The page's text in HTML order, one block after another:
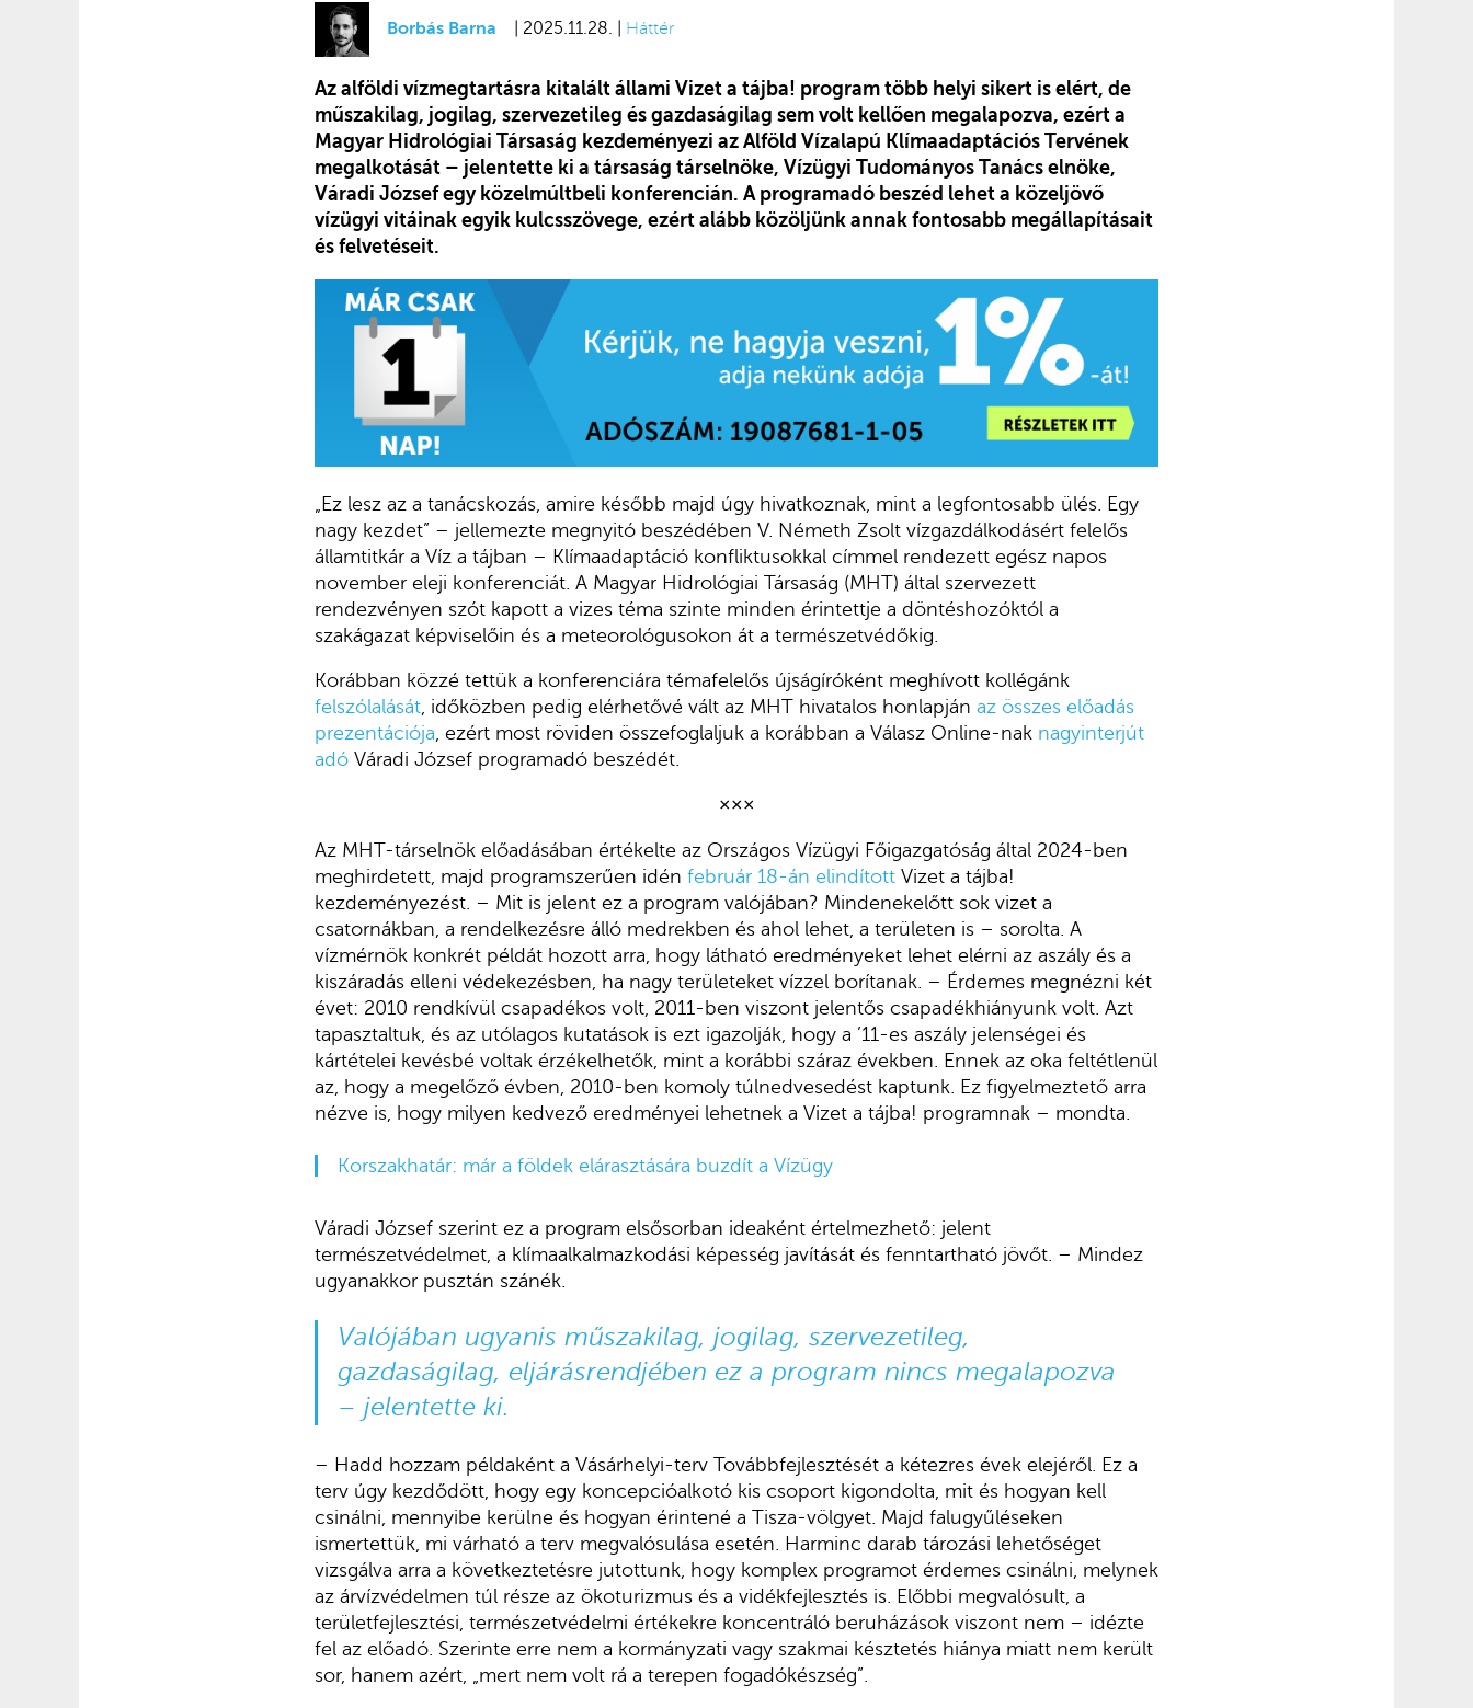
Borbás Barna | 2025.11.28. | Háttér
Az alföldi vízmegtartásra kitalált állami Vizet a tájba! program több helyi sikert is elért, de
műszakilag, jogilag, szervezetileg és gazdaságilag sem volt kellően megalapozva, ezért a
Magyar Hidrológiai Társaság kezdeményezi az Alföld Vízalapú Klímaadaptációs Tervének
megalkotását – jelentette ki a társaság társelnöke, Vízügyi Tudományos Tanács elnöke,
Váradi József egy közelmúltbeli konferencián. A programadó beszéd lehet a közeljövő
vízügyi vitáinak egyik kulcsszövege, ezért alább közöljünk annak fontosabb megállapításait
és felvetéseit.
„Ez lesz az a tanácskozás, amire később majd úgy hivatkoznak, mint a legfontosabb ülés. Egy
nagy kezdet” – jellemezte megnyitó beszédében V. Németh Zsolt vízgazdálkodásért felelős
államtitkár a Víz a tájban – Klímaadaptáció konfliktusokkal címmel rendezett egész napos
november eleji konferenciát. A Magyar Hidrológiai Társaság (MHT) által szervezett
rendezvényen szót kapott a vizes téma szinte minden érintettje a döntéshozóktól a
szakágazat képviselőin és a meteorológusokon át a természetvédőkig.
Korábban közzé tettük a konferenciára témafelelős újságíróként meghívott kollégánk
felszólalását, időközben pedig elérhetővé vált az MHT hivatalos honlapján az összes előadás
prezentációja, ezért most röviden összefoglaljuk a korábban a Válasz Online-nak nagyinterjút
adó Váradi József programadó beszédét.
×××
Az MHT-társelnök előadásában értékelte az Országos Vízügyi Főigazgatóság által 2024-ben
meghirdetett, majd programszerűen idén február 18-án elindított Vizet a tájba!
kezdeményezést. – Mit is jelent ez a program valójában? Mindenekelőtt sok vizet a
csatornákban, a rendelkezésre álló medrekben és ahol lehet, a területen is – sorolta. A
vízmérnök konkrét példát hozott arra, hogy látható eredményeket lehet elérni az aszály és a
kiszáradás elleni védekezésben, ha nagy területeket vízzel borítanak. – Érdemes megnézni két
évet: 2010 rendkívül csapadékos volt, 2011-ben viszont jelentős csapadékhiányunk volt. Azt
tapasztaltuk, és az utólagos kutatások is ezt igazolják, hogy a ’11-es aszály jelenségei és
kártételei kevésbé voltak érzékelhetők, mint a korábbi száraz években. Ennek az oka feltétlenül
az, hogy a megelőző évben, 2010-ben komoly túlnedvesedést kaptunk. Ez figyelmeztető arra
nézve is, hogy milyen kedvező eredményei lehetnek a Vizet a tájba! programnak – mondta.
Korszakhatár: már a földek elárasztására buzdít a Vízügy
Váradi József szerint ez a program elsősorban ideaként értelmezhető: jelent
természetvédelmet, a klímaalkalmazkodási képesség javítását és fenntartható jövőt. – Mindez
ugyanakkor pusztán szánék.
Valójában ugyanis műszakilag, jogilag, szervezetileg,
gazdaságilag, eljárásrendjében ez a program nincs megalapozva
– jelentette ki.
– Hadd hozzam példaként a Vásárhelyi-terv Továbbfejlesztését a kétezres évek elejéről. Ez a
terv úgy kezdődött, hogy egy koncepcióalkotó kis csoport kigondolta, mit és hogyan kell
csinálni, mennyibe kerülne és hogyan érintené a Tisza-völgyet. Majd falugyűléseken
ismertettük, mi várható a terv megvalósulása esetén. Harminc darab tározási lehetőséget
vizsgálva arra a következtetésre jutottunk, hogy komplex programot érdemes csinálni, melynek
az árvízvédelmen túl része az ökoturizmus és a vidékfejlesztés is. Előbbi megvalósult, a
területfejlesztési, természetvédelmi értékekre koncentráló beruházások viszont nem – idézte
fel az előadó. Szerinte erre nem a kormányzati vagy szakmai késztetés hiánya miatt nem került
sor, hanem azért, „mert nem volt rá a terepen fogadókészség”.